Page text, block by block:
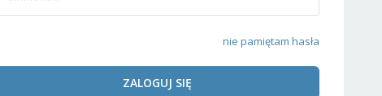
nie pamiętam hasła
ZALOGUJ SIĘ